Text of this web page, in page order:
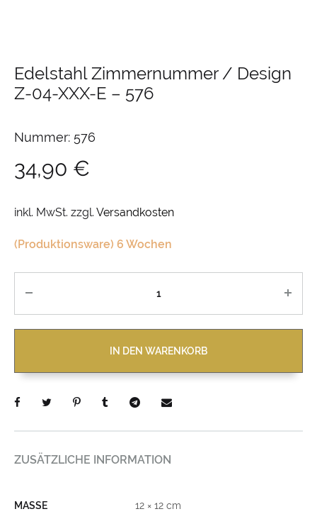
Edelstahl Zimmernummer / Design
Z-04-XXX-E – 576
Nummer: 576
34,90 €
inkl. MwSt. zzgl. Versandkosten
(Produktionsware) 6 Wochen
IN DEN WARENKORB
ZUSÄTZLICHE INFORMATION
MASSE 12 × 12 cm